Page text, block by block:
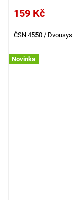
159 Kč
ČSN 4550 /
Novinka